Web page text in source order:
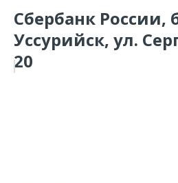
Сбербанк России,
Уссурийск, ул.
20